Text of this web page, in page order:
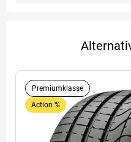
Premiumklasse
Action %